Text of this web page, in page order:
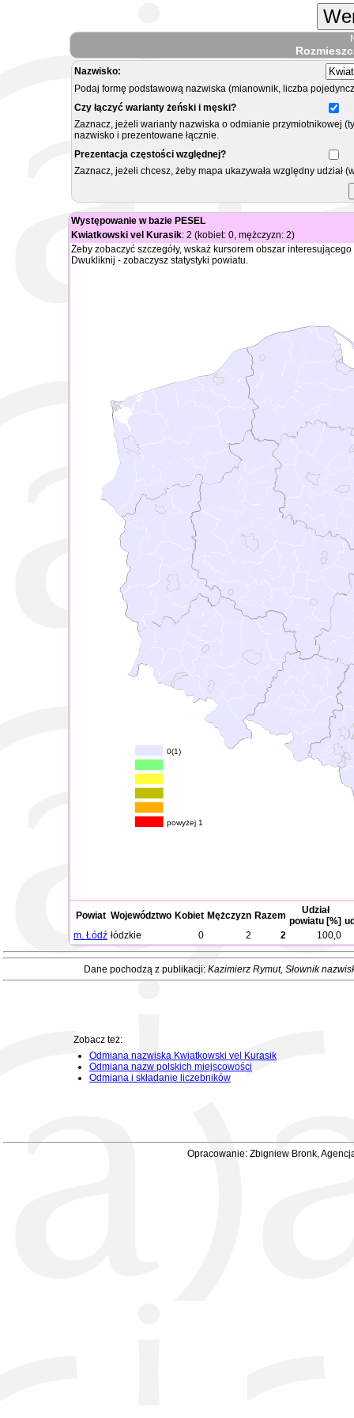
Nazwisko:
Podaj formę podstawową nazwiska (mianownik, liczba
Czy łączyć warianty żeński i męski?
Zaznacz, jeżeli warianty nazwiska o odmianie przymiotnikowej
nazwisko i prezentowane łącznie.
Prezentacja częstości względnej?
Zaznacz, jeżeli chcesz, żeby mapa ukazywała względny
Występowanie w bazie PESEL
Kwiatkowski vel Kurasik: 2 (kobiet: 0, mężczyzn: 2)
Żeby zobaczyć szczegóły, wskaż kursorem obszar
Dwukliknij - zobaczysz statystyki powiatu.
0(1)
powyżej 1
Powiat Województwo Kobiet Mężczyzn Razem
Udział
powiatu [%]
m. Łódź łódzkie 0 2 2 100,0
Dane pochodzą z publikacji: Kazimierz Rymut, Słownik
Zobacz też:
Odmiana nazwiska Kwiatkowski vel Kurasik
Odmiana nazw polskich miejscowości
Odmiana i składanie liczebników
Opracowanie: Zbigniew Bronk,